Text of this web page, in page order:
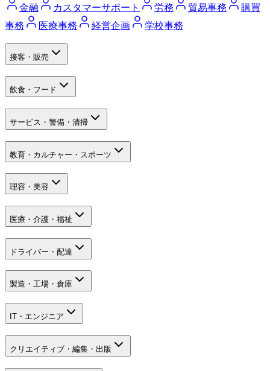
金融
カスタマーサポート 労務 貿易事務
購買
事務
医療事務 経営企画 学校事務
接客・販売
飲食・フード
サービス・警備・清掃
教育・カルチャー・スポーツ
理容・美容
医療・介護・福祉
ドライバー・配達
製造・工場・倉庫
IT・エンジニア
クリエイティブ・編集・出版